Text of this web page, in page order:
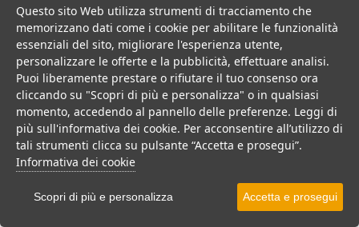
Trova la soluzione migliore per la tua prossima
vacanza.
Noi di belsalento.it abbiamo selezionato per te le migliori mete, i
migliori servizi, le migliori offerte per il tuo prossimo viaggio.
Questo sito Web utilizza strumenti di tracciamento che
memorizzano dati come i cookie per abilitare le funzionalità
essenziali del sito, migliorare l'esperienza utente,
personalizzare le offerte e la pubblicità, effettuare analisi.
Puoi liberamente prestare o rifiutare il tuo consenso ora
cliccando su "Scopri di più e personalizza" o in qualsiasi
momento, accedendo al pannello delle preferenze. Leggi di
più sull'informativa dei cookie. Per acconsentire all’utilizzo di
tali strumenti clicca su pulsante “Accetta e prosegui”.
Informativa dei cookie
Scopri di più e personalizza Accetta e prosegui